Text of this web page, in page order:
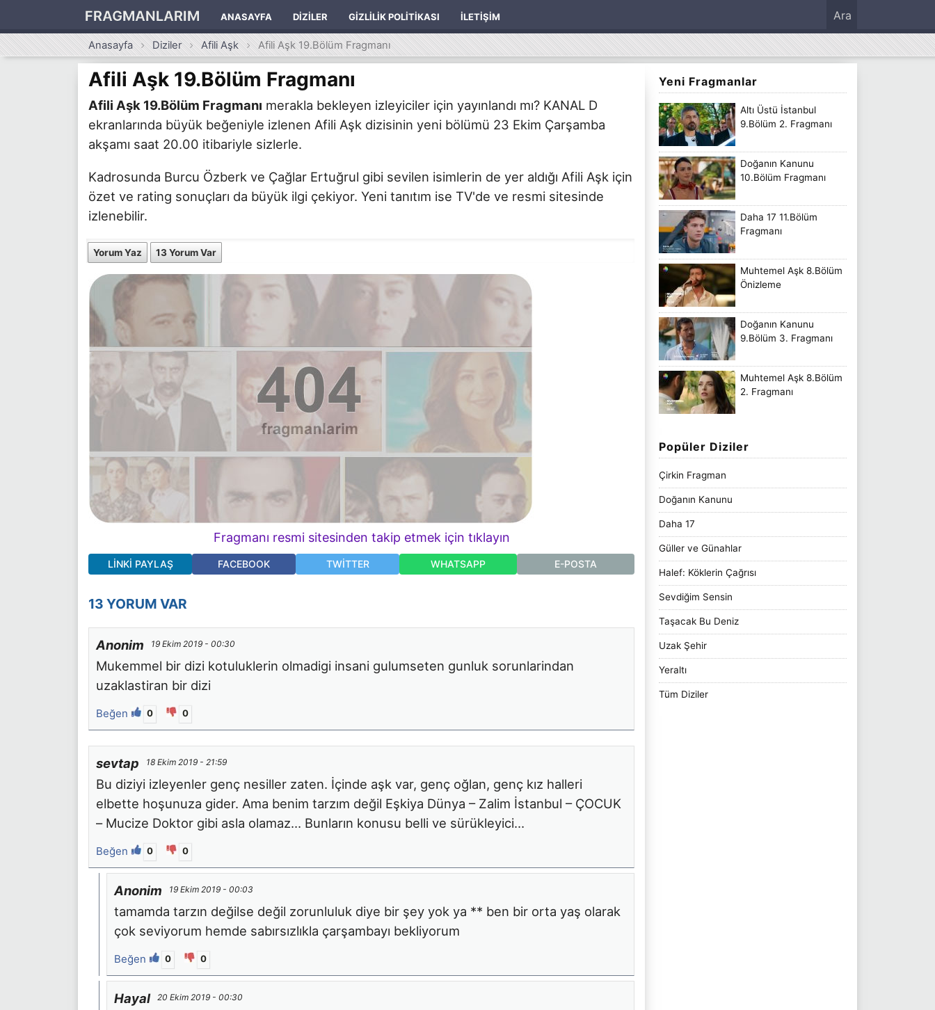
FRAGMANLARIM ANASAYFA DIZILER GIZLILIK POLITIKASI İLETIŞIM Ara
Anasayfa Diziler Afili Aşk Afili Aşk 19.Bölüm Fragmanı
Afili Aşk 19.Bölüm Fragmanı
Afili Aşk 19.Bölüm Fragmanı merakla bekleyen izleyiciler için yayınlandı mı? KANAL D
ekranlarında büyük beğeniyle izlenen Afili Aşk dizisinin yeni bölümü 23 Ekim Çarşamba
akşamı saat 20.00 itibariyle sizlerle.
Kadrosunda Burcu Özberk ve Çağlar Ertuğrul gibi sevilen isimlerin de yer aldığı Afili Aşk için
özet ve rating sonuçları da büyük ilgi çekiyor. Yeni tanıtım ise TV'de ve resmi sitesinde
izlenebilir.
Yorum Yaz 13 Yorum Var
Fragmanı resmi sitesinden takip etmek için tıklayın
LINKI PAYLAŞ FACEBOOK TWITTER WHATSAPP E-POSTA
13 YORUM VAR
Anonim 19 Ekim 2019 - 00:30
Mukemmel bir dizi kotuluklerin olmadigi insani gulumseten gunluk sorunlarindan
uzaklastiran bir dizi
Beğen 0 0
sevtap 18 Ekim 2019 - 21:59
Bu diziyi izleyenler genç nesiller zaten. İçinde aşk var, genç oğlan, genç kız halleri
elbette hoşunuza gider. Ama benim tarzım değil Eşkiya Dünya – Zalim İstanbul – ÇOCUK
– Mucize Doktor gibi asla olamaz… Bunların konusu belli ve sürükleyici…
Beğen 0 0
Anonim 19 Ekim 2019 - 00:03
tamamda tarzın değilse değil zorunluluk diye bir şey yok ya ** ben bir orta yaş olarak
çok seviyorum hemde sabırsızlıkla çarşambayı bekliyorum
Beğen 0 0
Hayal 20 Ekim 2019 - 00:30
Yeni Fragmanlar
Altı Üstü İstanbul
9.Bölüm 2. Fragmanı
Doğanın Kanunu
10.Bölüm Fragmanı
Daha 17 11.Bölüm
Fragmanı
Muhtemel Aşk 8.Bölüm
Önizleme
Doğanın Kanunu
9.Bölüm 3. Fragmanı
Muhtemel Aşk 8.Bölüm
2. Fragmanı
Popüler Diziler
Çirkin Fragman
Doğanın Kanunu
Daha 17
Güller ve Günahlar
Halef: Köklerin Çağrısı
Sevdiğim Sensin
Taşacak Bu Deniz
Uzak Şehir
Yeraltı
Tüm Diziler